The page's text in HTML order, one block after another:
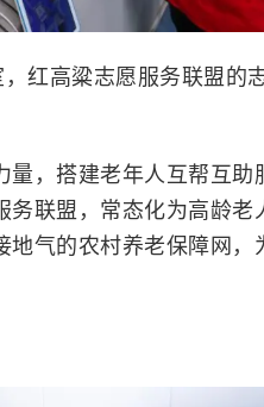
红高粱志愿服务联盟的
，搭建老年人互帮互助
联盟，常态化为高龄老
气的农村养老保障网，